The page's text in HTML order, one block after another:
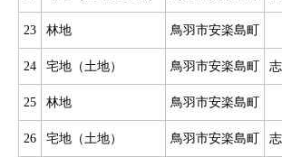
23 林地 鳥羽市安楽島町
24 宅地（土地） 鳥羽市安楽島町
25 林地 鳥羽市安楽島町
26 宅地（土地） 鳥羽市安楽島町